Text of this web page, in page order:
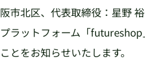
阪市北区、代表取締役：星野
プラットフォーム「
ことをお知らせいたします。